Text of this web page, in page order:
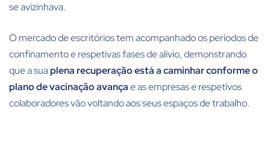
se avizinhava.
O mercado de escritórios tem acompanhado os períodos de
confinamento e respetivas fases de alívio, demonstrando
que a suaplena recuperação está a caminhar conforme o
plano de vacinação avançae as empresas e respetivos
colaboradores vão voltando aos seus espaços de trabalho.